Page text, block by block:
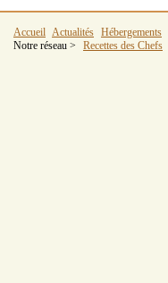
Accueil Actualités Hébergements
Notre réseau >
Recettes des Chefs